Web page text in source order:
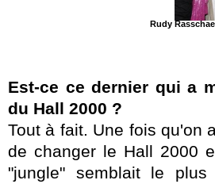
Rudy
Est-ce ce dernier qui a
du Hall 2000 ?
Tout à fait. Une fois qu'on
de changer le Hall 2000
"jungle" semblait le